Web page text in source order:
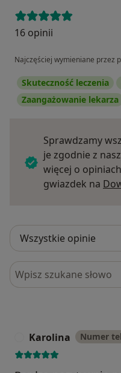
16 opinii
Najczęściej wymieniane przez
Skuteczność leczenia
Zaangażowanie lekarza
Sprawdzamy
je zgodnie z
więcej o
gwiazdek na
Szukaj w opiniach
Karolina Numer